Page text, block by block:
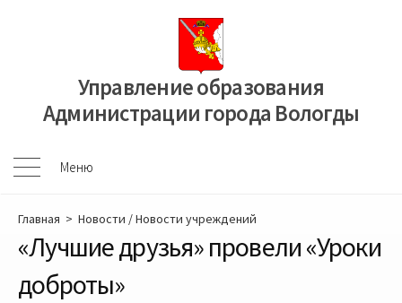
Управление образования
Администрации города Вологды
Меню
Меню
Главная > Новости /Новости учреждений
«Лучшие друзья» провели «Уроки
доброты»